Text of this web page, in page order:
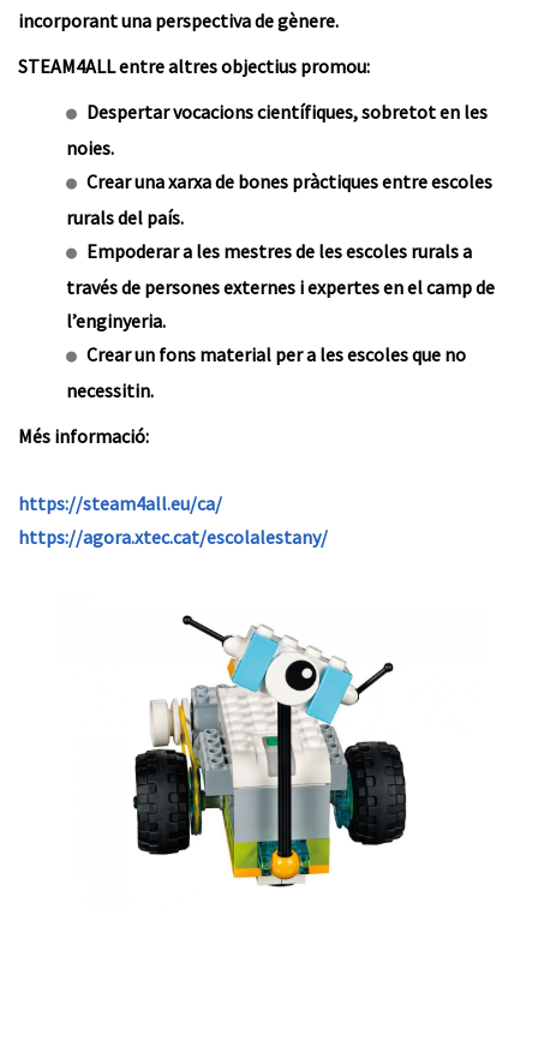
incorporant una perspectiva de gènere.
STEAM4ALL entre altres objectius promou:
Despertar vocacions científiques, sobretot en les
noies.
Crear una xarxa de bones pràctiques entre escoles
rurals del país.
Empoderar a les mestres de les escoles rurals a
través de persones externes i expertes en el camp de
l’enginyeria.
Crear un fons material per a les escoles que no
necessitin.
Més informació:
https://steam4all.eu/ca/
https://agora.xtec.cat/escolalestany/